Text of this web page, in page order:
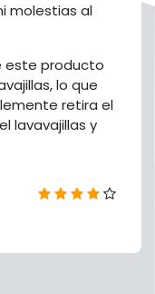
molestias al
este producto
lo que
retira el
lavavajillas y